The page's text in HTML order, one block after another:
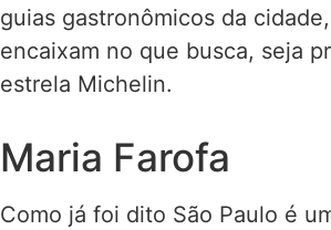
guias gastronômicos da
encaixam no que busca, seja
estrela Michelin.
Maria Farofa
Como já foi dito São Paulo é